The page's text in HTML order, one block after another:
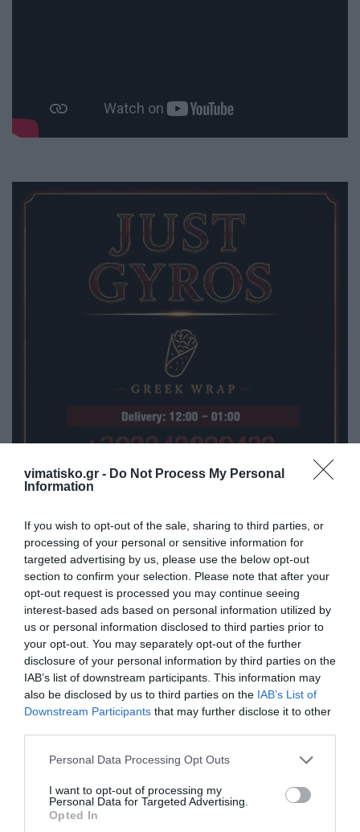
vimatisko.gr - Do Not Process My Personal
Information
If you wish to opt-out of the sale, sharing to third parties, or
processing of your personal or sensitive information for
targeted advertising by us, please use the below opt-out
section to confirm your selection. Please note that after your
opt-out request is processed you may continue seeing
interest-based ads based on personal information utilized by
us or personal information disclosed to third parties prior to
your opt-out. You may separately opt-out of the further
disclosure of your personal information by third parties on the
IAB’s list of downstream participants. This information may
also be disclosed by us to third parties on the IAB’s List of
Downstream Participants that may further disclose it to other
Personal Data Processing Opt Outs
I want to opt-out of processing my
Personal Data for Targeted Advertising.
Opted In
Η ανωνυμία είναι το καλύτερο κρησφύγετο δειλίας και
χυδαιότητας!
Σχόλια 3
Ανώνυμος
Ανοησία???
Κύριοι εκεί είσθαι ο ένας πάνω στον άλλον
δίπλα, κάτω, πάνω, μέσα στον άλλον!!!Δεν